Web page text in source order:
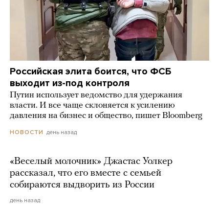
Российская элита боится, что ФСБ
выходит из-под контроля
Путин использует ведомство для удержания
власти. И все чаще склоняется к усилению
давления на бизнес и общество, пишет Bloomberg
НОВОСТИ день назад
«Веселый молочник» Джастас Уолкер
рассказал, что его вместе с семьей
собираются выдворить из России
день назад